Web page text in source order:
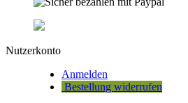
Nutzerkonto
Anmelden
Bestellung widerrufen